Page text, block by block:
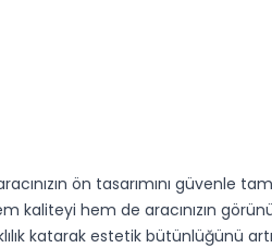
ön tasarımını güvenle
kaliteyi hem de aracınızın
katarak estetik bütünlüğünü